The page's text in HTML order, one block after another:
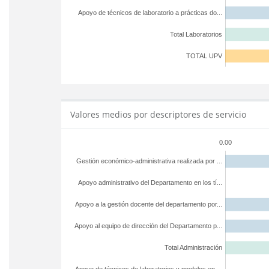
TOTAL UPV
Total Laboratorios
Apoyo de técnicos de laboratorio a prácticas do...
Valores medios por descriptores de servicio
0.00
Total Administración
Apoyo al equipo de dirección del Departamento p...
Apoyo a la gestión docente del departamento por...
Apoyo administrativo del Departamento en los tí...
Gestión económico-administrativa realizada por ...